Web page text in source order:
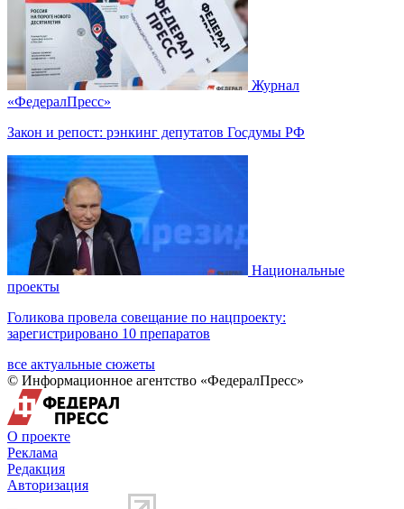
Журнал
«ФедералПресс»
Закон и репост: рэнкинг депутатов Госдумы РФ
Национальные
проекты
Голикова провела совещание по нацпроекту:
зарегистрировано 10 препаратов
все актуальные сюжеты
© Информационное агентство «ФедералПресс»
О проекте
Реклама
Редакция
Авторизация